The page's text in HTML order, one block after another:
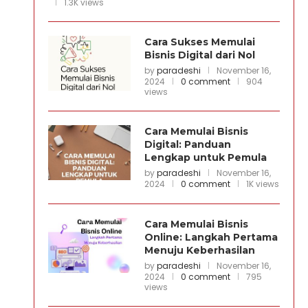
Cara Sukses Memulai
Bisnis Digital dari Nol
byparadeshi
November 16,
2024
0 comment
904
views
Cara Memulai Bisnis
Digital: Panduan
Lengkap untuk Pemula
byparadeshi
November 16,
2024
0 comment 1K views
Cara Memulai Bisnis
Online: Langkah Pertama
Menuju Keberhasilan
byparadeshi
November 16,
2024
0 comment
795
views